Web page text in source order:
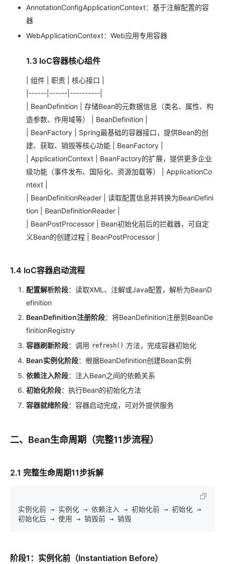
AnnotationConfigApplicationContext：基于注解配置的容
器
WebApplicationContext：Web应用专用容器
1.3 IoC容器核心组件
| 组件 | 职责 | 核心接口 |
|------|------|----------|
| BeanDefinition | 存储Bean的元数据信息（类名、属性、构
造参数、作用域等） | BeanDefinition |
| BeanFactory | Spring最基础的容器接口，提供Bean的创
建、获取、销毁等核心功能 | BeanFactory |
| ApplicationContext | BeanFactory的扩展，提供更多企业
级功能（事件发布、国际化、资源加载等） | ApplicationCo
ntext |
| BeanDefinitionReader | 读取配置信息并转换为BeanDefini
tion | BeanDefinitionReader |
| BeanPostProcessor | Bean初始化前后的拦截器，可自定
义Bean的创建过程 | BeanPostProcessor |
1.4 IoC容器启动流程
配置解析阶段：读取XML、注解或Java配置，解析为BeanD
efinition
BeanDefinition注册阶段：将BeanDefinition注册到BeanDe
finitionRegistry
容器刷新阶段：调用 refresh() 方法，完成容器初始化
Bean实例化阶段：根据BeanDefinition创建Bean实例
依赖注入阶段：注入Bean之间的依赖关系
初始化阶段：执行Bean的初始化方法
容器就绪阶段：容器启动完成，可对外提供服务
二、Bean生命周期（完整11步流程）
2.1 完整生命周期11步拆解
实例化前 → 实例化 → 依赖注入 → 初始化前 → 初始化 →
阶段1：实例化前（Instantiation Before）